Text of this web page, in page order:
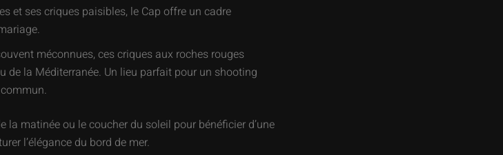
et ses criques paisibles, le Cap offre un cadre
méconnues, ces criques aux roches rouges
la Méditerranée. Un lieu parfait pour un shooting
la matinée ou le coucher du soleil pour bénéficier d’une
l’élégance du bord de mer.